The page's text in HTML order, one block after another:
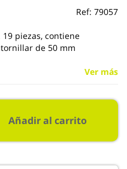
Ref: 79057
19 piezas, contiene
de 50 mm
Ver más
Añadir al carrito